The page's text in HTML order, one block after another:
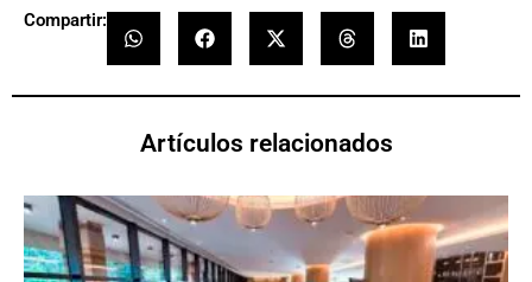
Compartir:
Artículos relacionados